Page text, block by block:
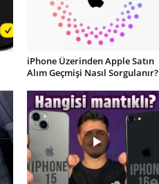
iPhone Üzerinden Apple Satın
Alım Geçmişi Nasıl Sorgulanır?